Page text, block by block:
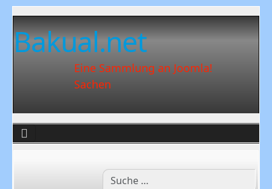
Bakual.net
Eine Sammlung an Joomla!
Sachen